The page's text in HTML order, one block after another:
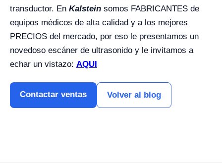
transductor. En Kalstein somos FABRICANTES de
equipos médicos de alta calidad y a los mejores
PRECIOS del mercado, por eso le presentamos un
novedoso escáner de ultrasonido y le invitamos a
echar un vistazo: AQUI
Contactar ventas Volver al blog